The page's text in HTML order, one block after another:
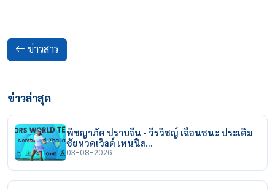
ข่าวสาร
ข่าวล่าสุด
พิชญาภัค ปราบจีน - วีรวิชญ์ เฉือนชนะ ประเดิม
ชัยหวดเวิลด์ เทนนิส…
03-08-2026